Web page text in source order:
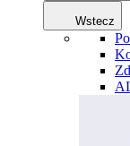
Wstecz